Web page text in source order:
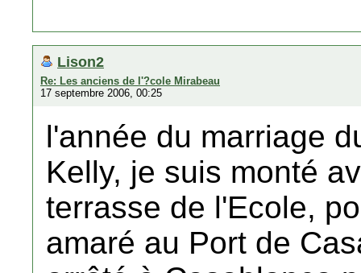
Lison2
Re: Les anciens de l'?cole Mirabeau
17 septembre 2006, 00:25
l'année du marriage
Kelly, je suis monté
terrasse de l'Ecole,
amaré au Port de